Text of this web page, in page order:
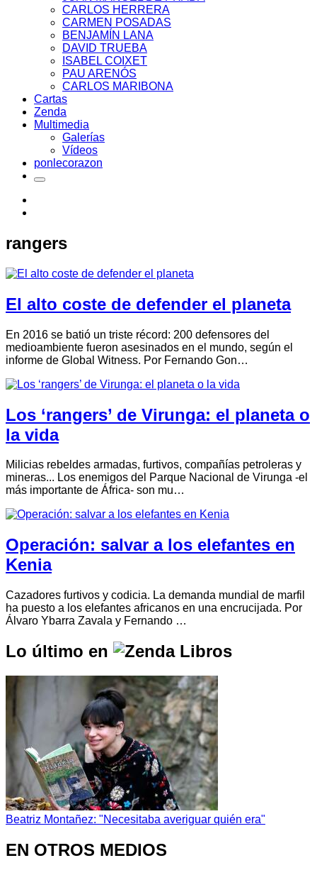
CARLOS HERRERA
CARMEN POSADAS
BENJAMÍN LANA
DAVID TRUEBA
ISABEL COIXET
PAU ARENÓS
CARLOS MARIBONA
Cartas
Zenda
Multimedia
Galerías
Vídeos
ponlecorazon
rangers
El alto coste de defender el planeta
En 2016 se batió un triste récord: 200 defensores del
medioambiente fueron asesinados en el mundo, según el
informe de Global Witness. Por Fernando Gon…
Los ‘rangers’ de Virunga: el planeta o
la vida
Milicias rebeldes armadas, furtivos, compañías petroleras y
mineras... Los enemigos del Parque Nacional de Virunga -el
más importante de África- son mu…
Operación: salvar a los elefantes en
Kenia
Cazadores furtivos y codicia. La demanda mundial de marfil
ha puesto a los elefantes africanos en una encrucijada. Por
Álvaro Ybarra Zavala y Fernando …
Lo último en
Beatriz Montañez: "Necesitaba averiguar quién era"
EN OTROS MEDIOS